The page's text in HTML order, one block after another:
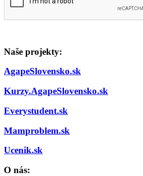
Naše projekty:
AgapeSlovensko.sk
Kurzy.AgapeSlovensko.sk
Everystudent.sk
Mamproblem.sk
Ucenik.sk
O nás: